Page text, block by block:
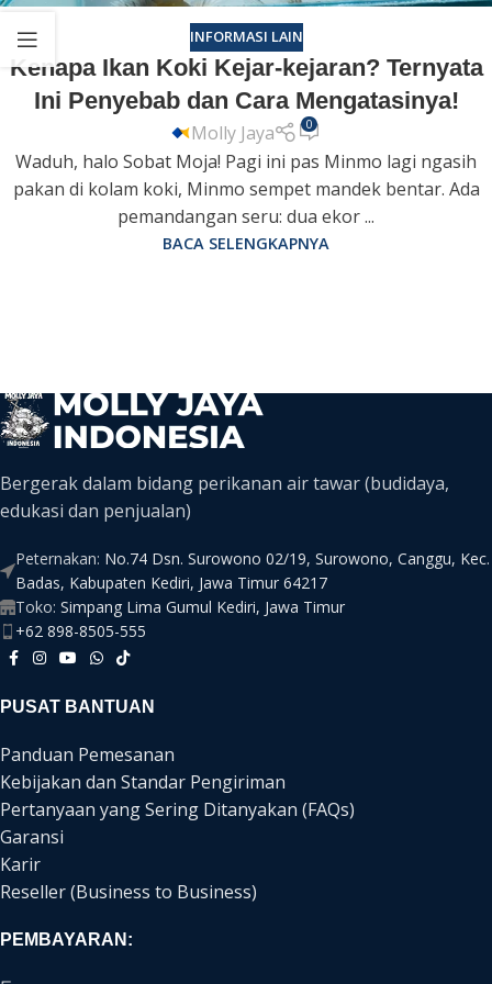
INFORMASI LAIN
Kenapa Ikan Koki Kejar-kejaran? Ternyata
Ini Penyebab dan Cara Mengatasinya!
Molly Jaya 0
Waduh, halo Sobat Moja! Pagi ini pas Minmo lagi ngasih
pakan di kolam koki, Minmo sempet mandek bentar. Ada
pemandangan seru: dua ekor ...
BACA SELENGKAPNYA
Bergerak dalam bidang perikanan air tawar (budidaya,
edukasi dan penjualan)
Peternakan: No.74 Dsn. Surowono 02/19, Surowono, Canggu, Kec.
Badas, Kabupaten Kediri, Jawa Timur 64217
Toko: Simpang Lima Gumul Kediri, Jawa Timur
+62 898-8505-555
PUSAT BANTUAN
Panduan Pemesanan
Kebijakan dan Standar Pengiriman
Pertanyaan yang Sering Ditanyakan (FAQs)
Garansi
Karir
Reseller (Business to Business)
PEMBAYARAN: